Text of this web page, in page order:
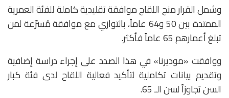
وشمل القرار منح اللقاح موافقة تقليدية كاملة للفئة العمرية
الممتدة بين 50 و64 عاماً، بالتوازي مع موافقة مُسرّعة لمن
تبلغ أعمارهم 65 عاماً فأكثر.
ووافقت «موديرنا» في هذا الصدد على إجراء دراسة إضافية
وتقديم بيانات تكاملية لتأكيد فعالية اللقاح لدى فئة كبار
السن تجاوزاً لسن الـ 65.